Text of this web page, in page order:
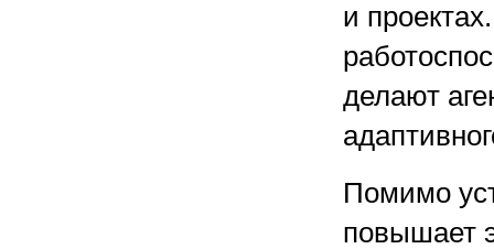
и
делают
Помимо
повышает